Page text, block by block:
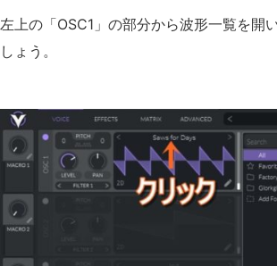
左上の「OSC1」の部分から波形一覧を開
しょう。